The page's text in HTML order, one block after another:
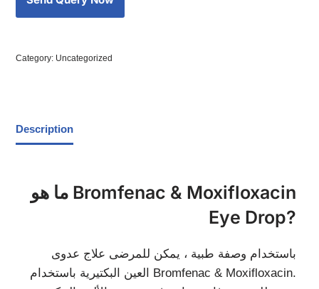
Category: Uncategorized
Description
ما هو Bromfenac & Moxifloxacin
Eye Drop?
باستخدام وصفة طبية ، يمكن للمرضى علاج عدوى
العين البكتيرية باستخدام Bromfenac & Moxifloxacin.